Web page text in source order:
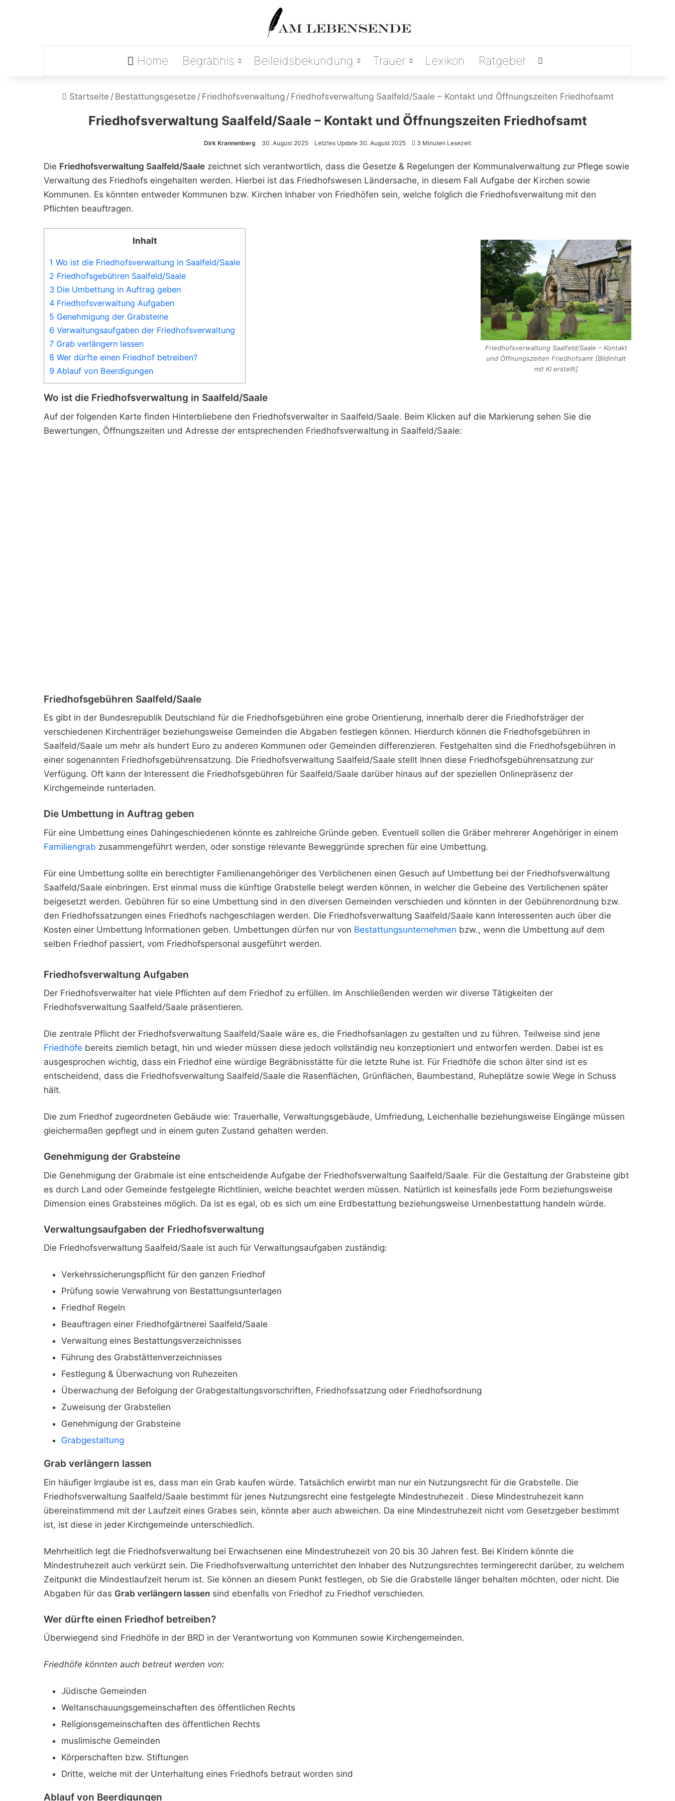
Home Begräbnis Beileidsbekundung Trauer Lexikon Ratgeber
Startseite / Bestattungsgesetze / Friedhofsverwaltung / Friedhofsverwaltung Saalfeld/Saale – Kontakt und Öffnungszeiten Friedhofsamt
Friedhofsverwaltung Saalfeld/Saale – Kontakt und Öffnungszeiten Friedhofsamt
Dirk Krannenberg 30. August 2025 Letztes Update 30. August 2025 3 Minuten Lesezeit
Die Friedhofsverwaltung Saalfeld/Saale zeichnet sich verantwortlich, dass die Gesetze & Regelungen der Kommunalverwaltung zur Pflege sowie
Verwaltung des Friedhofs eingehalten werden. Hierbei ist das Friedhofswesen Ländersache, in diesem Fall Aufgabe der Kirchen sowie
Kommunen. Es könnten entweder Kommunen bzw. Kirchen Inhaber von Friedhöfen sein, welche folglich die Friedhofsverwaltung mit den
Pflichten beauftragen.
Friedhofsverwaltung Saalfeld/Saale – Kontakt
und Öffnungszeiten Friedhofsamt [Bildinhalt
mit KI erstellt]
Inhalt
1 Wo ist die Friedhofsverwaltung in Saalfeld/Saale
2 Friedhofsgebühren Saalfeld/Saale
3 Die Umbettung in Auftrag geben
4 Friedhofsverwaltung Aufgaben
5 Genehmigung der Grabsteine
6 Verwaltungsaufgaben der Friedhofsverwaltung
7 Grab verlängern lassen
8 Wer dürfte einen Friedhof betreiben?
9 Ablauf von Beerdigungen
Wo ist die Friedhofsverwaltung in Saalfeld/Saale
Auf der folgenden Karte finden Hinterbliebene den Friedhofsverwalter in Saalfeld/Saale. Beim Klicken auf die Markierung sehen Sie die
Bewertungen, Öffnungszeiten und Adresse der entsprechenden Friedhofsverwaltung in Saalfeld/Saale:
Friedhofsgebühren Saalfeld/Saale
Es gibt in der Bundesrepublik Deutschland für die Friedhofsgebühren eine grobe Orientierung, innerhalb derer die Friedhofsträger der
verschiedenen Kirchenträger beziehungsweise Gemeinden die Abgaben festlegen können. Hierdurch können die Friedhofsgebühren in
Saalfeld/Saale um mehr als hundert Euro zu anderen Kommunen oder Gemeinden differenzieren. Festgehalten sind die Friedhofsgebühren in
einer sogenannten Friedhofsgebührensatzung. Die Friedhofsverwaltung Saalfeld/Saale stellt Ihnen diese Friedhofsgebührensatzung zur
Verfügung. Oft kann der Interessent die Friedhofsgebühren für Saalfeld/Saale darüber hinaus auf der speziellen Onlinepräsenz der
Kirchgemeinde runterladen.
Die Umbettung in Auftrag geben
Für eine Umbettung eines Dahingeschiedenen könnte es zahlreiche Gründe geben. Eventuell sollen die Gräber mehrerer Angehöriger in einem
Familiengrab zusammengeführt werden, oder sonstige relevante Beweggründe sprechen für eine Umbettung.
Für eine Umbettung sollte ein berechtigter Familienangehöriger des Verblichenen einen Gesuch auf Umbettung bei der Friedhofsverwaltung
Saalfeld/Saale einbringen. Erst einmal muss die künftige Grabstelle belegt werden können, in welcher die Gebeine des Verblichenen später
beigesetzt werden. Gebühren für so eine Umbettung sind in den diversen Gemeinden verschieden und könnten in der Gebührenordnung bzw.
den Friedhofssatzungen eines Friedhofs nachgeschlagen werden. Die Friedhofsverwaltung Saalfeld/Saale kann Interessenten auch über die
Kosten einer Umbettung Informationen geben. Umbettungen dürfen nur von Bestattungsunternehmen bzw., wenn die Umbettung auf dem
selben Friedhof passiert, vom Friedhofspersonal ausgeführt werden.
Friedhofsverwaltung Aufgaben
Der Friedhofsverwalter hat viele Pflichten auf dem Friedhof zu erfüllen. Im Anschließenden werden wir diverse Tätigkeiten der
Friedhofsverwaltung Saalfeld/Saale präsentieren.
Die zentrale Pflicht der Friedhofsverwaltung Saalfeld/Saale wäre es, die Friedhofsanlagen zu gestalten und zu führen. Teilweise sind jene
Friedhöfe bereits ziemlich betagt, hin und wieder müssen diese jedoch vollständig neu konzeptioniert und entworfen werden. Dabei ist es
ausgesprochen wichtig, dass ein Friedhof eine würdige Begräbnisstätte für die letzte Ruhe ist. Für Friedhöfe die schon älter sind ist es
entscheidend, dass die Friedhofsverwaltung Saalfeld/Saale die Rasenflächen, Grünflächen, Baumbestand, Ruheplätze sowie Wege in Schuss
hält.
Die zum Friedhof zugeordneten Gebäude wie: Trauerhalle, Verwaltungsgebäude, Umfriedung, Leichenhalle beziehungsweise Eingänge müssen
gleichermaßen gepflegt und in einem guten Zustand gehalten werden.
Genehmigung der Grabsteine
Die Genehmigung der Grabmale ist eine entscheidende Aufgabe der Friedhofsverwaltung Saalfeld/Saale. Für die Gestaltung der Grabsteine gibt
es durch Land oder Gemeinde festgelegte Richtlinien, welche beachtet werden müssen. Natürlich ist keinesfalls jede Form beziehungsweise
Dimension eines Grabsteines möglich. Da ist es egal, ob es sich um eine Erdbestattung beziehungsweise Urnenbestattung handeln würde.
Verwaltungsaufgaben der Friedhofsverwaltung
Die Friedhofsverwaltung Saalfeld/Saale ist auch für Verwaltungsaufgaben zuständig:
Verkehrssicherungspflicht für den ganzen Friedhof
Prüfung sowie Verwahrung von Bestattungsunterlagen
Friedhof Regeln
Beauftragen einer Friedhofgärtnerei Saalfeld/Saale
Verwaltung eines Bestattungsverzeichnisses
Führung des Grabstättenverzeichnisses
Festlegung & Überwachung von Ruhezeiten
Überwachung der Befolgung der Grabgestaltungsvorschriften, Friedhofssatzung oder Friedhofsordnung
Zuweisung der Grabstellen
Genehmigung der Grabsteine
Grabgestaltung
Grab verlängern lassen
Ein häufiger Irrglaube ist es, dass man ein Grab kaufen würde. Tatsächlich erwirbt man nur ein Nutzungsrecht für die Grabstelle. Die
Friedhofsverwaltung Saalfeld/Saale bestimmt für jenes Nutzungsrecht eine festgelegte Mindestruhezeit . Diese Mindestruhezeit kann
übereinstimmend mit der Laufzeit eines Grabes sein, könnte aber auch abweichen. Da eine Mindestruhezeit nicht vom Gesetzgeber bestimmt
ist, ist diese in jeder Kirchgemeinde unterschiedlich.
Mehrheitlich legt die Friedhofsverwaltung bei Erwachsenen eine Mindestruhezeit von 20 bis 30 Jahren fest. Bei Kindern könnte die
Mindestruhezeit auch verkürzt sein. Die Friedhofsverwaltung unterrichtet den Inhaber des Nutzungsrechtes termingerecht darüber, zu welchem
Zeitpunkt die Mindestlaufzeit herum ist. Sie können an diesem Punkt festlegen, ob Sie die Grabstelle länger behalten möchten, oder nicht. Die
Abgaben für das Grab verlängern lassen sind ebenfalls von Friedhof zu Friedhof verschieden.
Wer dürfte einen Friedhof betreiben?
Überwiegend sind Friedhöfe in der BRD in der Verantwortung von Kommunen sowie Kirchengemeinden.
Friedhöfe könnten auch betreut werden von:
Jüdische Gemeinden
Weltanschauungsgemeinschaften des öffentlichen Rechts
Religionsgemeinschaften des öffentlichen Rechts
muslimische Gemeinden
Körperschaften bzw. Stiftungen
Dritte, welche mit der Unterhaltung eines Friedhofs betraut worden sind
Ablauf von Beerdigungen